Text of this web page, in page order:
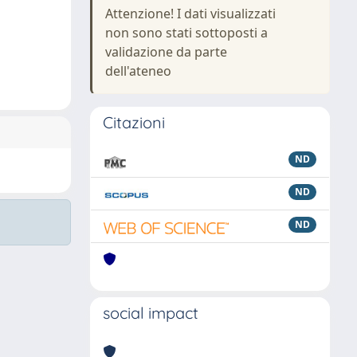
Attenzione! I dati visualizzati
non sono stati sottoposti a
validazione da parte
dell'ateneo
Citazioni
ND
ND
ND
social impact